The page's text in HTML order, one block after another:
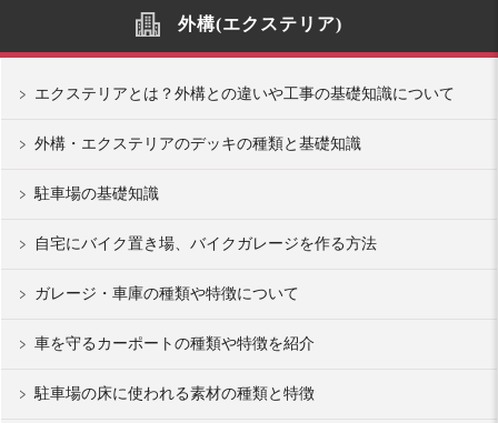
外構(エクステリア)
エクステリアとは？外構との違いや工事の基礎知識について
外構・エクステリアのデッキの種類と基礎知識
駐車場の基礎知識
自宅にバイク置き場、バイクガレージを作る方法
ガレージ・車庫の種類や特徴について
車を守るカーポートの種類や特徴を紹介
駐車場の床に使われる素材の種類と特徴